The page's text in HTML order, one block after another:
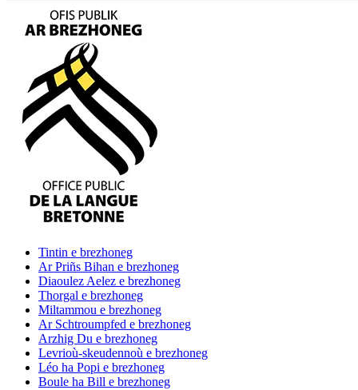
Tintin e brezhoneg
Ar Priñs Bihan e brezhoneg
Diaoulez Aelez e brezhoneg
Thorgal e brezhoneg
Miltammou e brezhoneg
Ar Schtroumpfed e brezhoneg
Arzhig Du e brezhoneg
Levrioù-skeudennoù e brezhoneg
Léo ha Popi e brezhoneg
Boule ha Bill e brezhoneg